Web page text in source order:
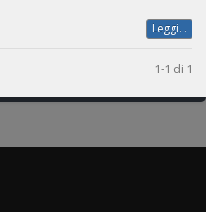
Leggi...
1-1 di 1